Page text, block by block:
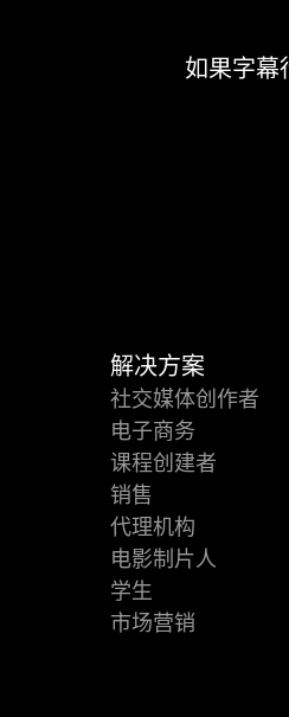
如果字幕
解决方案
社交媒体创作者
电子商务
课程创建者
销售
代理机构
电影制片人
学生
市场营销